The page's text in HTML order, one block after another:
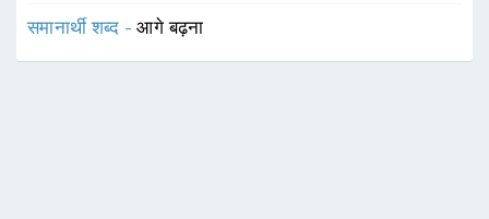
समानार्थी शब्द -आगे बढ़ना